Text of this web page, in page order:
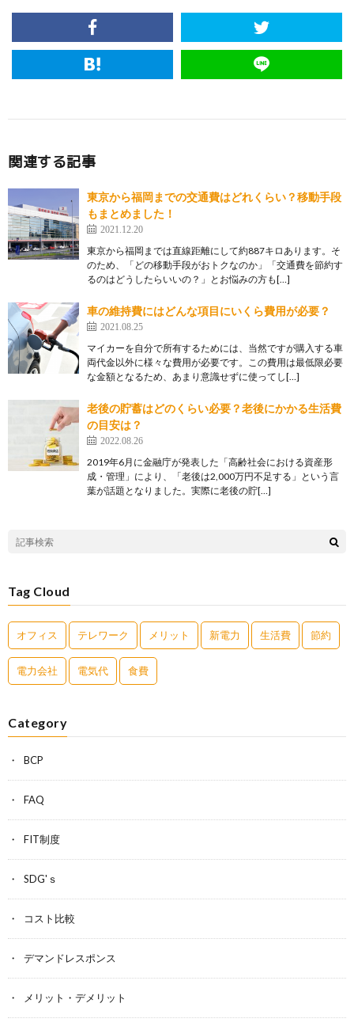
関連する記事
東京から福岡までの交通費はどれくらい？移動手段
もまとめました！
2021.12.20
東京から福岡までは直線距離にして約887キロあります。そ
のため、「どの移動手段がおトクなのか」「交通費を節約す
るのはどうしたらいいの？」とお悩みの方も[…]
車の維持費にはどんな項目にいくら費用が必要？
2021.08.25
マイカーを自分で所有するためには、当然ですが購入する車
両代金以外に様々な費用が必要です。この費用は最低限必要
な金額となるため、あまり意識せずに使ってし[…]
老後の貯蓄はどのくらい必要？老後にかかる生活費
の目安は？
2022.08.26
2019年6月に金融庁が発表した「高齢社会における資産形
成・管理」により、「老後は2,000万円不足する」という言
葉が話題となりました。実際に老後の貯[…]
Tag Cloud
オフィス テレワーク メリット 新電力 生活費 節約
電力会社 電気代 食費
Category
BCP
FAQ
FIT制度
SDG'ｓ
コスト比較
デマンドレスポンス
メリット・デメリット